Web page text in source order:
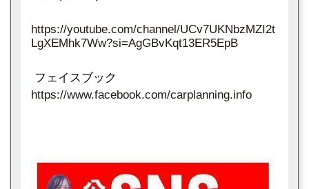
https://youtube.com/channel/UCv7UKNbzMZI2t
LgXEMhk7Ww?si=AgGBvKqt13ER5EpB
フェイスブック
https://www.facebook.com/carplanning.info